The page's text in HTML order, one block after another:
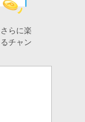
らに楽
チャン